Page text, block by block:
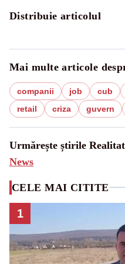
Distribuie articolul
Mai multe articole
companii job cub
retail
criza guvern
Urmărește știrile
News
CELE MAI CITITE
1